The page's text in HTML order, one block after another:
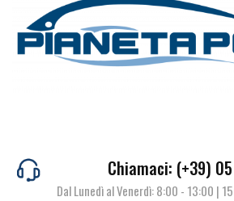
Chiamaci: (+39)
Dal Lunedì al Venerdì: 8:00 - 13:00 |